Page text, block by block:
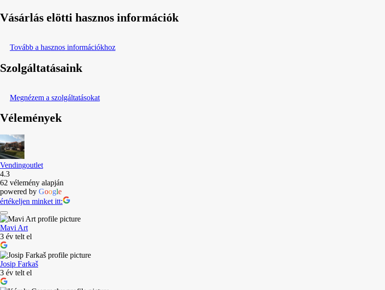
Vásárlás elötti hasznos információk
Tovább a hasznos információkhoz
Szolgáltatásaink
Megnézem a szolgáltatásokat
Vélemények
Vendingoutlet
4.3
62 vélemény alapján
powered by Google
értékeljen minket itt:
Mavi Art
3 év telt el
Josip Farkaš
3 év telt el